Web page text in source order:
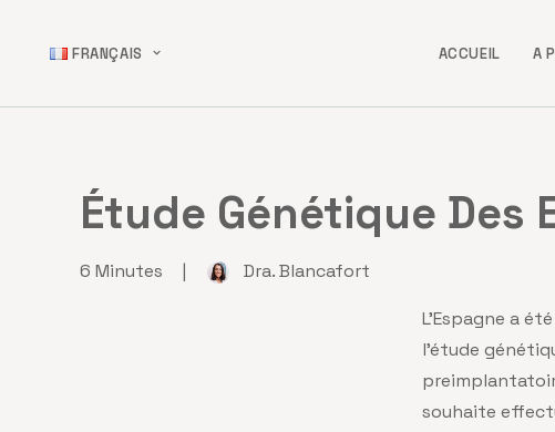
FRANÇAIS ACCUEIL A
Étude Génétique Des
6 Minutes | Dra. Blancafort
L’Espagne a
l’étude
souhaite